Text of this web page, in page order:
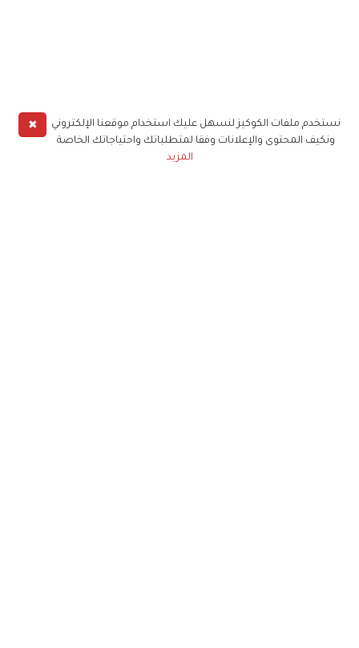
✖
نستخدم ملفات الكوكيز لنسهل عليك استخدام موقعنا الإلكتروني
ونكيف المحتوى والإعلانات وفقا لمتطلباتك واحتياجاتك الخاصة
المزيد